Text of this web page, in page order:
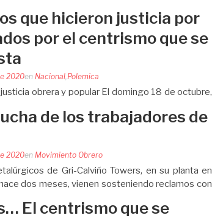
que hicieron justicia por
por el centrismo que se
2020en Nacional,Polemica
obrera y popular El domingo 18 de octubre,
femicidios, de dos…
de los trabajadores de
2020en Movimiento Obrero
de Gri-Calviño Towers, en su planta en
dos meses, vienen sosteniendo reclamos con
El centrismo que se